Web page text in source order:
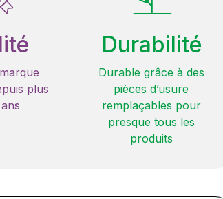
plus
Durabilité
Durable grâce à des
pièces d’usure
remplaçables pour
presque tous les
produits